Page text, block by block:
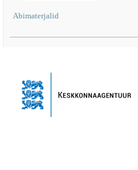
Abimaterjalid